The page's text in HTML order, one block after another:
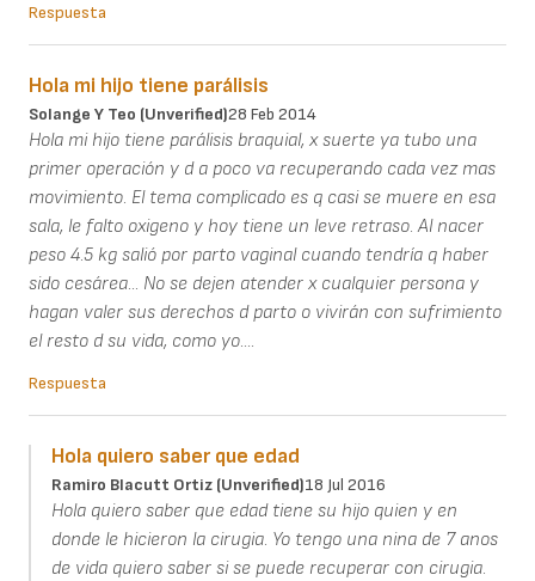
Respuesta
Hola mi hijo tiene parálisis
Solange Y Teo (unverified)28 Feb 2014
Hola mi hijo tiene parálisis braquial, x suerte ya tubo una
primer operación y d a poco va recuperando cada vez mas
movimiento. El tema complicado es q casi se muere en esa
sala, le falto oxigeno y hoy tiene un leve retraso. Al nacer
peso 4.5 kg salió por parto vaginal cuando tendría q haber
sido cesárea... No se dejen atender x cualquier persona y
hagan valer sus derechos d parto o vivirán con sufrimiento
el resto d su vida, como yo....
Respuesta
Hola quiero saber que edad
Ramiro Blacutt Ortiz (unverified)18 Jul 2016
Hola quiero saber que edad tiene su hijo quien y en
donde le hicieron la cirugia. Yo tengo una nina de 7 anos
de vida quiero saber si se puede recuperar con cirugia.